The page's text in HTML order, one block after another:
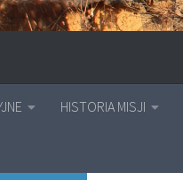
HISTORIA MISJI